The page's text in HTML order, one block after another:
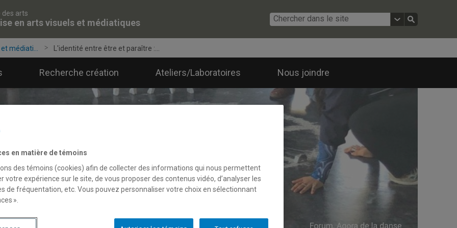
des arts
en arts visuels et médiatiques
médiati... L'identité entre être et paraître :...
Recherche création Ateliers/Laboratoires Nous joindre
en matière de témoins
des témoins (cookies) afin de collecter des informations qui nous permettent
votre expérience sur le site, de vous proposer des contenus vidéo, d’analyser les
de fréquentation, etc. Vous pouvez personnaliser votre choix en sélectionnant
».